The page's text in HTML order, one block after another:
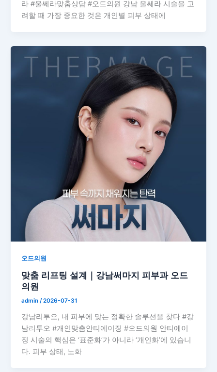
라 #울쎄라맞춤상담 #오드의원 강남 울쎄라 시술을 고
려할 때 가장 중요한 것은 개인별 피부 상태에
오드의원
맞춤 리프팅 설계｜강남써마지 피부과 오드
의원
admin/2026-07-31
강남리투오, 내 피부에 맞는 정확한 솔루션을 찾다 #강
남리투오 #개인맞춤안티에이징 #오드의원 안티에이
징 시술의 핵심은 ‘표준화’가 아니라 ‘개인화’에 있습니
다. 피부 상태, 노화